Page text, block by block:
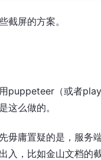
截屏的方案。
puppeteer（或者
这么做的。
毋庸置疑的是，服务
入，比如金山文档的